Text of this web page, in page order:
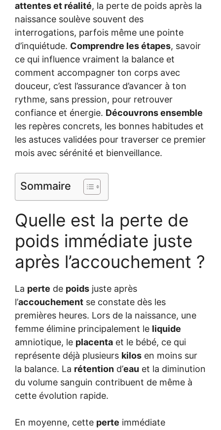
attentes et réalité, la perte de poids après la
naissance soulève souvent des
interrogations, parfois même une pointe
d’inquiétude. Comprendre les étapes, savoir
ce qui influence vraiment la balance et
comment accompagner ton corps avec
douceur, c’est l’assurance d’avancer à ton
rythme, sans pression, pour retrouver
confiance et énergie. Découvrons ensemble
les repères concrets, les bonnes habitudes et
les astuces validées pour traverser ce premier
mois avec sérénité et bienveillance.
Sommaire
Quelle est la perte de
poids immédiate juste
après l’accouchement ?
La perte de poids juste après
l’accouchement se constate dès les
premières heures. Lors de la naissance, une
femme élimine principalement le liquide
amniotique, le placenta et le bébé, ce qui
représente déjà plusieurs kilos en moins sur
la balance. La rétention d’eau et la diminution
du volume sanguin contribuent de même à
cette évolution rapide.
En moyenne, cette perte immédiate